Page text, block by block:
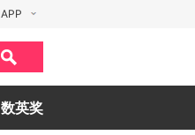
APP
数英奖